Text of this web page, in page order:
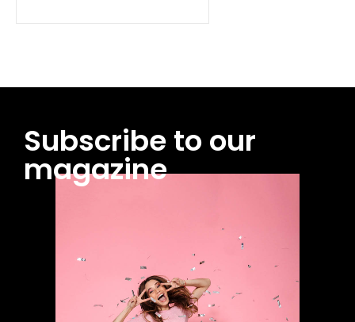
Subscribe to our
magazine